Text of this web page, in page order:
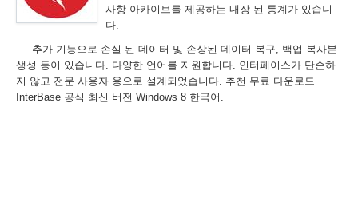
사항 아카이브를 제공하는 내장 된 통계가 있습니
다.
추가 기능으로 손실 된 데이터 및 손상된 데이터 복구, 백업 복사본
생성 등이 있습니다. 다양한 언어를 지원합니다. 인터페이스가 단순하
지 않고 전문 사용자 용으로 설계되었습니다. 추천 무료 다운로드
InterBase 공식 최신 버전 Windows 8 한국어.